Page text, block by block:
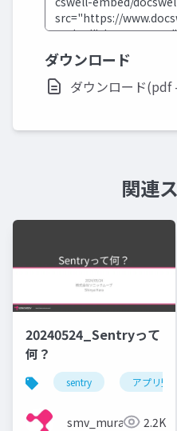
ダウンロード
ダウンロード(pdf
関連
20240524_Sentryって
何？
sentry アプリ監視
smv_murakami2.2K